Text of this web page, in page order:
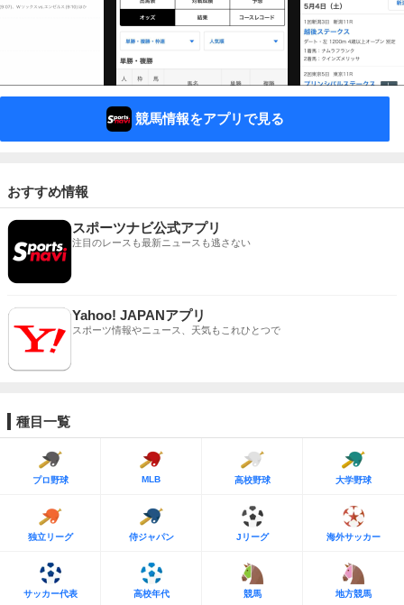
競馬情報をアプリで見る
おすすめ情報
スポーツナビ公式アプリ
注目のレースも最新ニュースも逃さない
Yahoo! JAPANアプリ
スポーツ情報やニュース、天気もこれひとつで
種目一覧
プロ野球 MLB 高校野球 大学野球
独立リーグ 侍ジャパン Jリーグ 海外サッカー
サッカー代表 高校年代 競馬 地方競馬